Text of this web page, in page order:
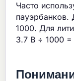
Часто
пауэрбанков.
1000. Для
3.7 В ÷ 1000 =